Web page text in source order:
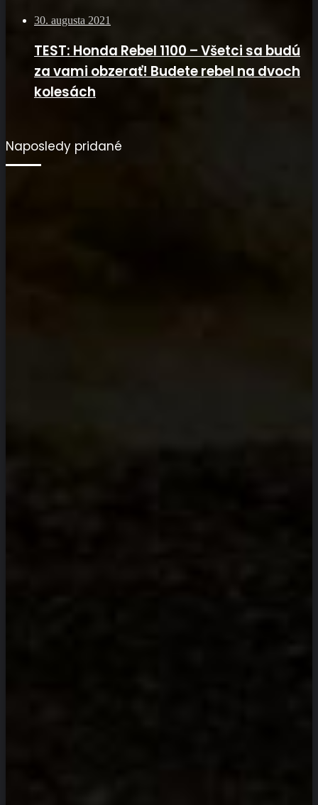
30. augusta 2021
TEST: Honda Rebel 1100 – Všetci sa budú
za vami obzerať! Budete rebel na dvoch
kolesách
Naposledy pridané